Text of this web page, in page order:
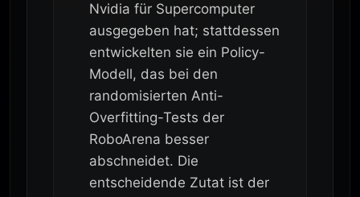
Nvidia für Supercomputer
ausgegeben hat; stattdessen
entwickelten sie ein Policy-
Modell, das bei den
randomisierten Anti-
Overfitting-Tests der
RoboArena besser
abschneidet. Die
entscheidende Zutat ist der